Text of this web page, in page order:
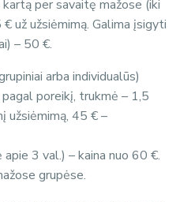
per savaitę mažose (iki
už užsiėmimą. Galima įsigyti
– 50 €.
arba individualūs)
poreikį, trukmė – 1,5
užsiėmimą, 45 € –
3 val.) – kaina nuo 60 €.
grupėse.